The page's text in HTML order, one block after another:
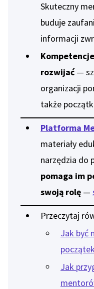
Skuteczny
buduje
informacji
rozwijać—
organizacji
także
Platforma
materiały
narzędzia do
pomaga im
swoją rolę —
Przeczytaj
Jak być
początek
Jak